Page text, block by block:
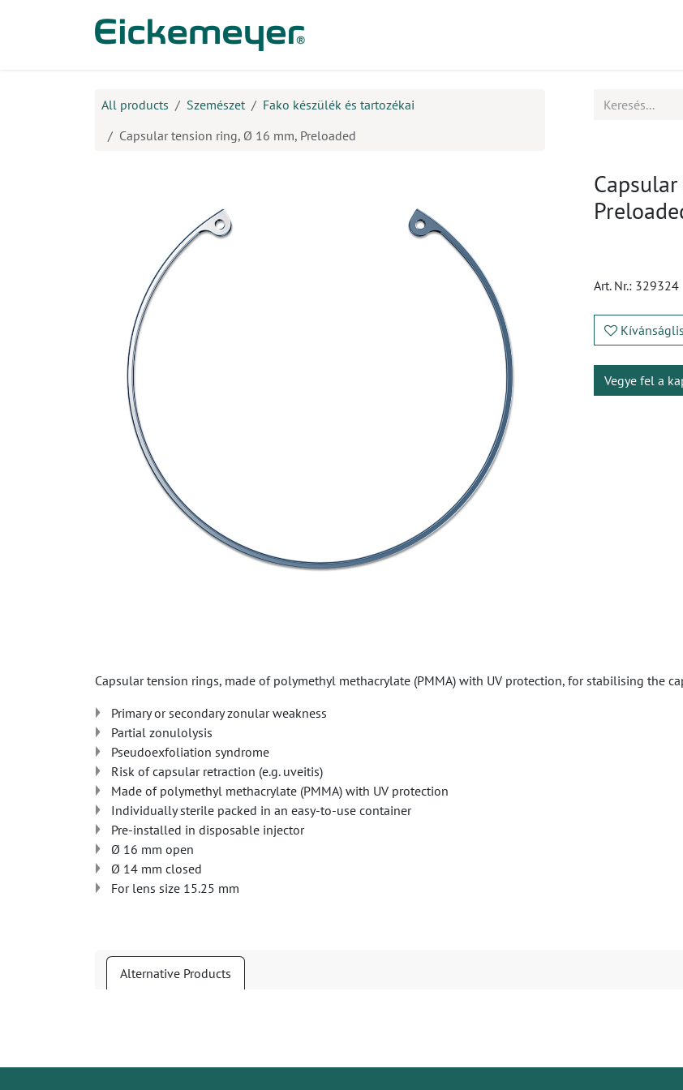
All products Szemészet
Fako készülék és tartozékai
Capsular tension ring, Ø 16 mm, Preloaded
Art. Nr.: 329324
Vegye fel a
Capsular tension rings, made of polymethyl methacrylate (PMMA) with UV protection, for stabilising the
Primary or secondary zonular weakness
Partial zonulolysis
Pseudoexfoliation syndrome
Risk of capsular retraction (e.g. uveitis)
Made of polymethyl methacrylate (PMMA) with UV protection
Individually sterile packed in an easy-to-use container
Pre-installed in disposable injector
Ø 16 mm open
Ø 14 mm closed
For lens size 15.25 mm
Alternative Products